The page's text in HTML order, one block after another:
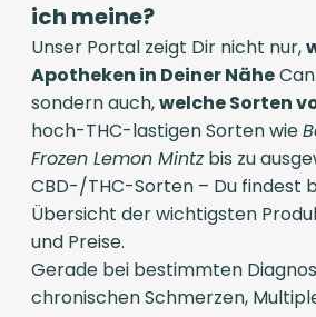
ich meine?
Unser Portal zeigt Dir nicht nur,
Apotheken in Deiner Nähe
sondern auch,welche Sorten
hoch-THC-lastigen Sorten wie
Frozen Lemon Mintzbis zu
CBD-/THC-Sorten – Du findest
Übersicht der wichtigsten
und Preise.
Gerade bei bestimmten
chronischen Schmerzen,